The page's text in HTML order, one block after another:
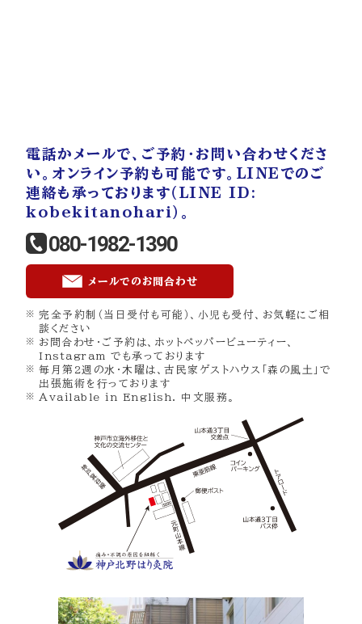
電話かメールで、ご予約・お問い合わせくださ
い。オンライン予約も可能です。LINEでのご
連絡も承っております（LINE ID:
kobekitanohari）。
080-1982-1390
メールでのお問合わせ
完全予約制（当日受付も可能）、小児も受付、お気軽にご相
談ください
お問合わせ・ご予約は、ホットペッパービューティー、
Instagram でも承っております
毎月第2週の⽔・⽊曜は、古⺠家ゲストハウス「森の⾵⼟」で
出張施術を⾏っております
Available in English. 中文服務。